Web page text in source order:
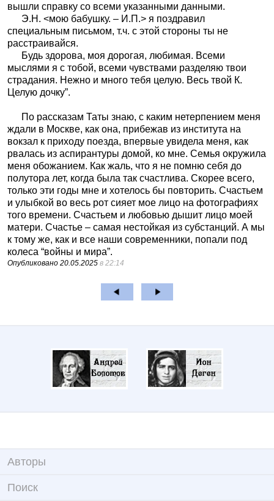
вышли справку со всеми указанными данными.
Э.Н. <мою бабушку. – И.П.> я поздравил
специальным письмом, т.ч. с этой стороны ты не
расстраивайся.
Будь здорова, моя дорогая, любимая. Всеми
мыслями я с тобой, всеми чувствами разделяю твои
страдания. Нежно и много тебя целую. Весь твой К.
Целую дочку”.
По рассказам Таты знаю, с каким нетерпением меня
ждали в Москве, как она, прибежав из института на
вокзал к приходу поезда, впервые увидела меня, как
рвалась из аспирантуры домой, ко мне. Семья окружила
меня обожанием. Как жаль, что я не помню себя до
полутора лет, когда была так счастлива. Скорее всего,
только эти годы мне и хотелось бы повторить. Счастьем
и улыбкой во весь рот сияет мое лицо на фотографиях
того времени. Счастьем и любовью дышит лицо моей
матери. Счастье – самая нестойкая из субстанций. А мы
к тому же, как и все наши современники, попали под
колеса “войны и мира”.
Опубликовано 20.05.2025 в 22:14
Авторы
Поиск